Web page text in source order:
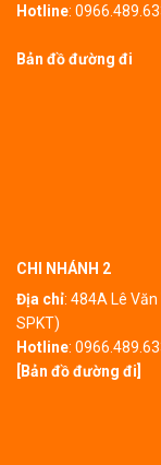
Hotline:
Bản đồ đường đi
CHI NHÁNH 2
Địa chỉ: 484A Lê Văn
SPKT)
Hotline:
[Bản đồ đường đi]